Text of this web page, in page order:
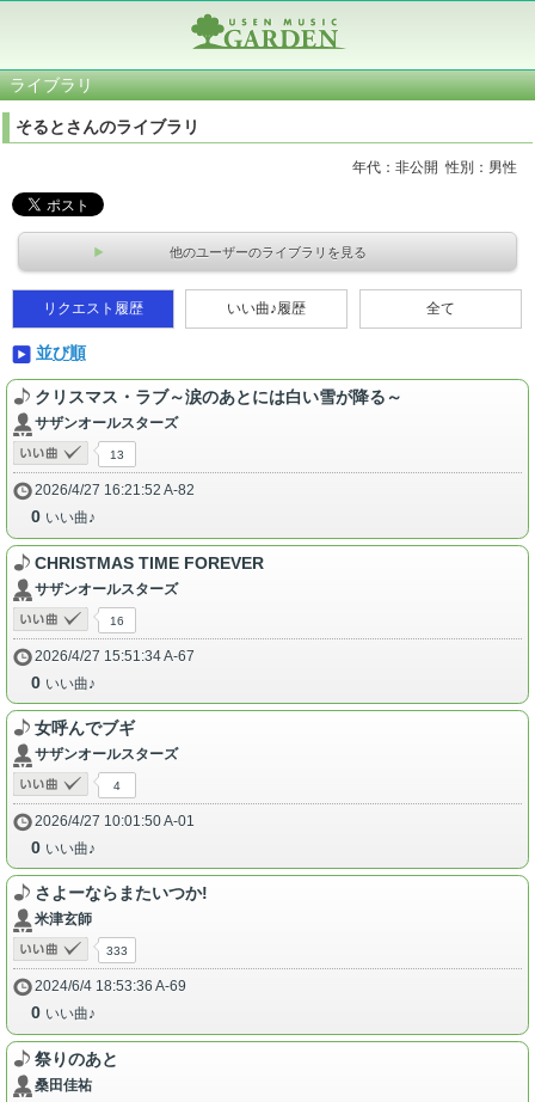
ライブラリ
そるとさんのライブラリ
年代：非公開 性別：男性
他のユーザーのライブラリを見る
リクエスト履歴 いい曲♪履歴 全て
並び順
クリスマス・ラブ～涙のあとには白い雪が降る～
サザンオールスターズ
13
2026/4/27 16:21:52 A-82
0 いい曲♪
CHRISTMAS TIME FOREVER
サザンオールスターズ
16
2026/4/27 15:51:34 A-67
0 いい曲♪
女呼んでブギ
サザンオールスターズ
4
2026/4/27 10:01:50 A-01
0 いい曲♪
さよーならまたいつか!
米津玄師
333
2024/6/4 18:53:36 A-69
0 いい曲♪
祭りのあと
桑田佳祐